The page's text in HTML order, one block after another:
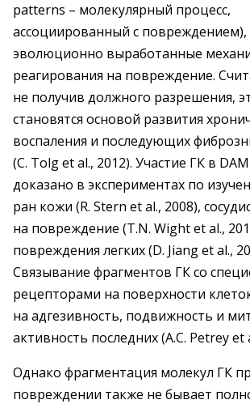
patterns – молекулярный процесс,
ассоциированный с
эволюционно выработанные
реагирования на повреждение.
не получив должного разрешения,
становятся основой развития
воспаления и последующих
(C. Tolg et al., 2012). Участие ГК в
доказано в экспериментах по
ран кожи (R. Stern et al., 2008),
на повреждение (T.N. Wight et al.,
повреждения легких (D. Jiang et al.,
Связывание фрагментов ГК со
рецепторами на поверхности
на адгезивность, подвижность и
активность последних (A.C. Petrey et
Однако фрагментация молекул ГК
повреждении также не бывает